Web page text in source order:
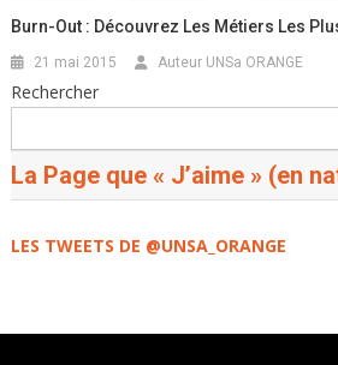
Burn-Out : Découvrez Les Métiers Les
21 mai 2015 Auteur UNSa ORANGE
Rechercher
La Page que « J’aime » (en
LES TWEETS DE @UNSA_ORANGE